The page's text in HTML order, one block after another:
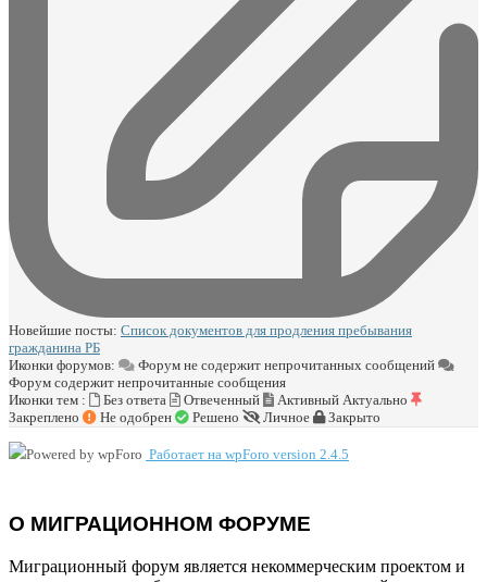
Новейшие посты: Список документов для продления пребывания
гражданина РБ
Иконки форумов:
Форум не содержит непрочитанных сообщений
Форум содержит непрочитанные сообщения
Иконки тем :
Без ответа Отвеченный Активный Актуально
Закреплено
Не одобрен Решено Личное Закрыто
Работает на wpForo version 2.4.5
О МИГРАЦИОННОМ ФОРУМЕ
Миграционный форум является некоммерческим проектом и